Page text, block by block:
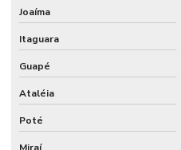
Joaíma
Itaguara
Guapé
Ataléia
Poté